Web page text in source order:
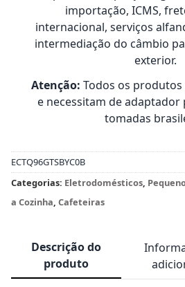
importação, ICMS,
internacional, serviços
intermediação do câmbio
exterior.
Atenção: Todos os produtos
e necessitam de adaptador
tomadas
ECTQ96GTSBYC0B
Categorias: Eletrodomésticos,
a Cozinha, Cafeteiras
Descrição do
produto